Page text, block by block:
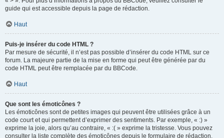
guide qui est accessible depuis la page de rédaction.
Haut
Puis-je insérer du code HTML ?
Par mesure de sécurité, il n’est pas possible d’insérer du code HTML sur ce
forum. La majeure partie de la mise en forme qui peut être générée par du
code HTML peut être remplacée par du BBCode.
Haut
Que sont les émoticônes ?
Les émoticônes sont de petites images qui peuvent être utilisées grâce à un
code court et qui permettent d’exprimer des sentiments. Par exemple, « :) »
exprime la joie, alors qu’au contraire, « :( » exprime la tristesse. Vous pouvez
consulter la liste complète des émoticônes depuis le formulaire de rédaction.